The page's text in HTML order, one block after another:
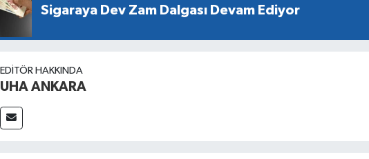
Sigaraya Dev Zam Dalgası Devam Ediyor
EDITÖR HAKKINDA
UHA ANKARA